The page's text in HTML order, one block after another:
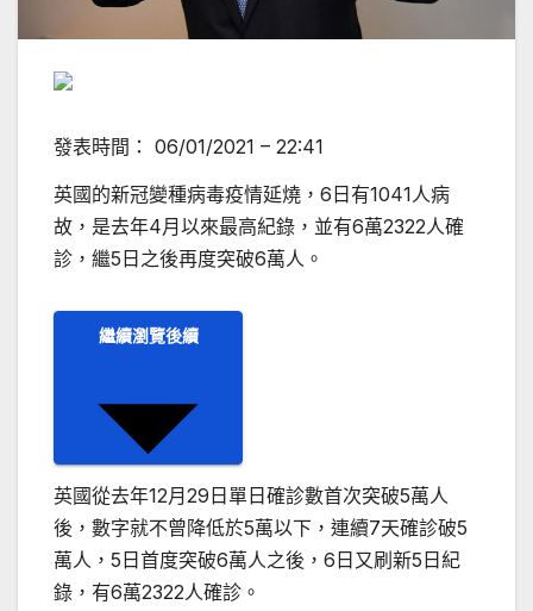
發表時間： 06/01/2021 – 22:41
英國的新冠變種病毒疫情延燒，6日有1041人病
故，是去年4月以來最高紀錄，並有6萬2322人確
診，繼5日之後再度突破6萬人。
繼續瀏覽後續
英國從去年12月29日單日確診數首次突破5萬人
後，數字就不曾降低於5萬以下，連續7天確診破5
萬人，5日首度突破6萬人之後，6日又刷新5日紀
錄，有6萬2322人確診。